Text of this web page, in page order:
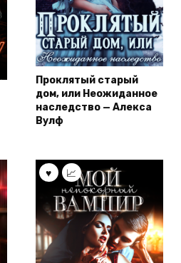
Проклятый старый
дом, или Неожиданное
наследство — Алекса
Вулф